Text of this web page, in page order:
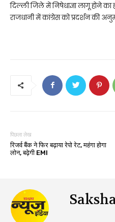
दिल्ली जिले में निषेधाज्ञा लागू होने का
राजधानी में कांग्रेस को प्रदर्शन की
पिछला लेख
रिजर्व बैंक ने फिर बढ़ाया रेपो रेट, महंगा होगा
लोन, बढ़ेगी EMI